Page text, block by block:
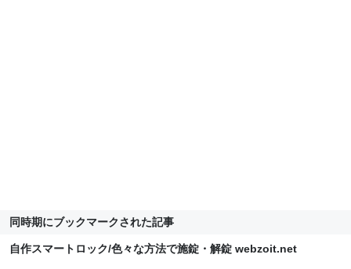
同時期にブックマークされた記事
自作スマートロック/色々な方法で施錠・解錠 webzoit.net